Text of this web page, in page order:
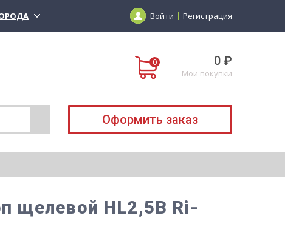
Войти Регистрация
0 ₽
Мои покупки
Оформить заказ
щелевой HL2,5В Ri-